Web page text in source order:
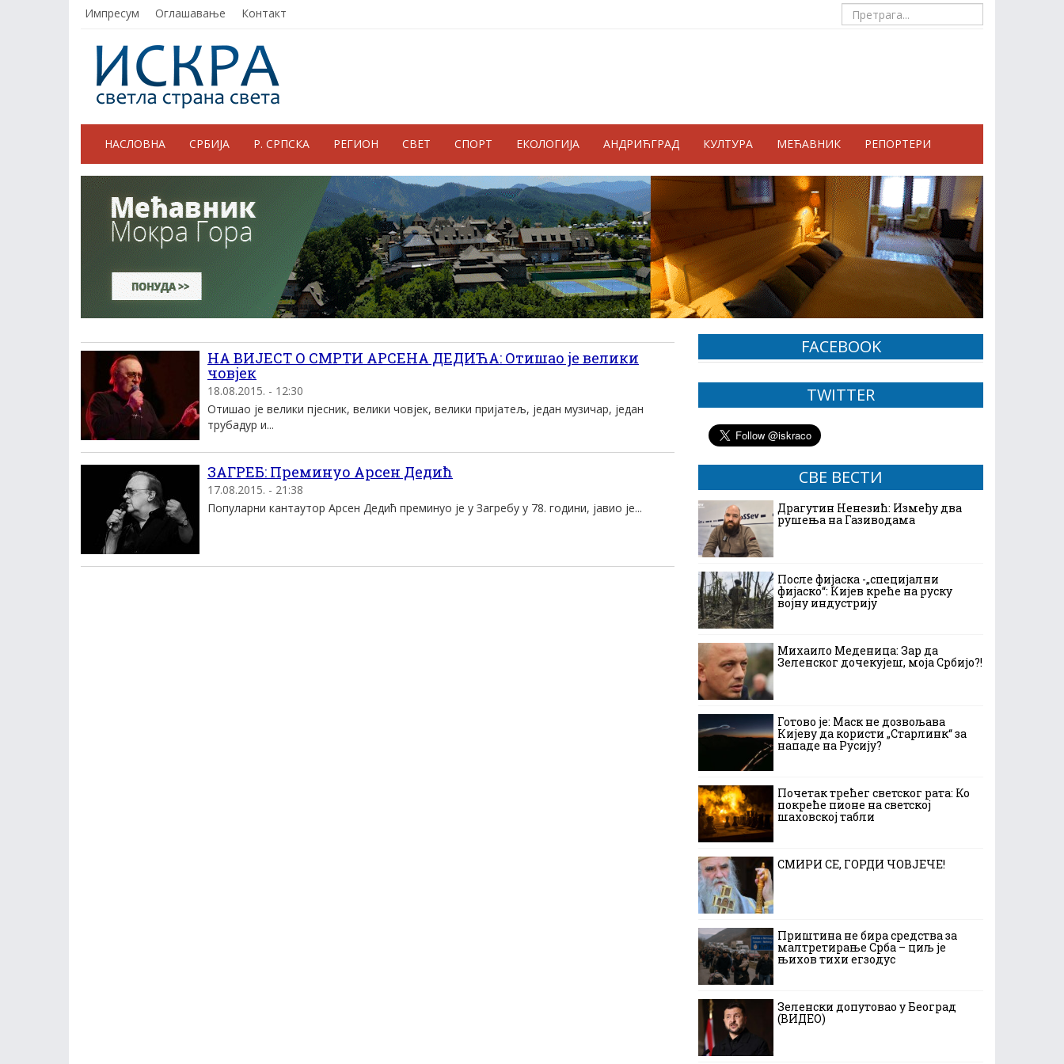
Импресум Оглашавање Контакт
НАСЛОВНА СРБИЈА Р. СРПСКА РЕГИОН СВЕТ СПОРТ ЕКОЛОГИЈА АНДРИЋГРАД КУЛТУРА МЕЋАВНИК РЕПОРТЕРИ
НА ВИЈЕСТ О СМРТИ АРСЕНА ДЕДИЋА: Отишао је велики
човjек
18.08.2015. - 12:30
Отишао је велики пjесник, велики човjек, велики пријатељ, један музичар, један
трубадур и...
ЗАГРЕБ: Преминуо Арсен Дедић
17.08.2015. - 21:38
Популарни кантаутор Арсен Дедић преминуо је у Загребу у 78. години, јавио је...
FACEBOOK
TWITTER
СВЕ ВЕСТИ
Драгутин Ненезић: Између два
рушења на Газиводама
После фијаска -„специјални
фијаско“: Кијев креће на руску
војну индустрију
Михаило Меденица: Зар да
Зеленског дочекујеш, моја Србијо?!
Готово је: Маск не дозвољава
Кијеву да користи „Старлинк“ за
нападе на Русију?
Почетак трећег светског рата: Ко
покреће пионе на светској
шаховској табли
СМИРИ СЕ, ГОРДИ ЧОВЈЕЧЕ!
Приштина не бира средства за
малтретирање Срба – циљ је
њихов тихи егзодус
Зеленски допутовао у Београд
(ВИДЕО)